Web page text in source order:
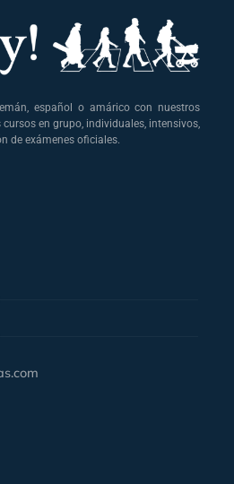
español o amárico con nuestros
en grupo, individuales, intensivos,
de exámenes oficiales.